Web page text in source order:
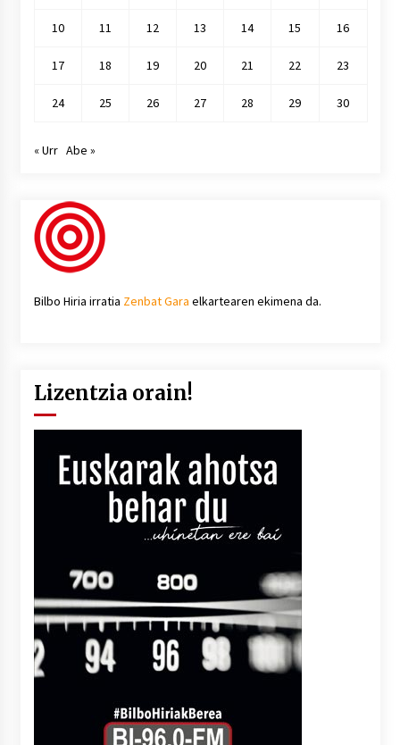
10 11 12 13 14 15 16
17 18 19 20 21 22 23
24 25 26 27 28 29 30
« Urr Abe »
Bilbo Hiria irratia Zenbat Gara elkartearen ekimena da.
Lizentzia orain!